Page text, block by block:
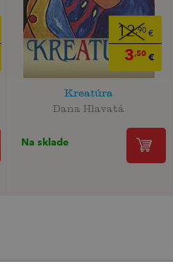
12,90 €
3,50 €
Kreatúra
Dana Hlavatá
Na sklade